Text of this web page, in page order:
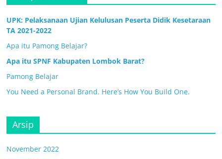
UPK: Pelaksanaan Ujian Kelulusan Peserta Didik Kesetaraan
TA 2021-2022
Apa itu Pamong Belajar?
Apa itu SPNF Kabupaten Lombok Barat?
Pamong Belajar
You Need a Personal Brand. Here’s How You Build One.
Arsip
November 2022